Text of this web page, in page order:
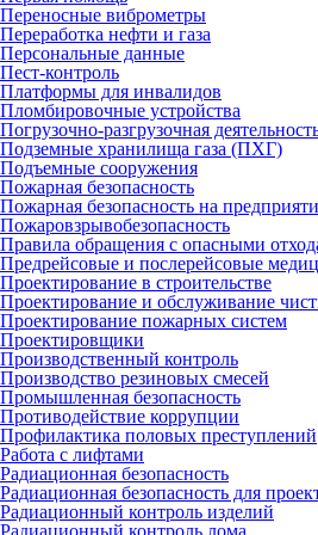
Переносные виброметры
Переработка нефти и газа
Персональные данные
Пест-контроль
Платформы для инвалидов
Пломбировочные устройства
Погрузочно-разгрузочная
Подземные хранилища газа (ПХГ)
Подъемные сооружения
Пожарная безопасность
Пожарная безопасность на
Пожаровзрывобезопасность
Правила обращения с опасными
Предрейсовые и послерейсовые
Проектирование в строительстве
Проектирование и обслуживание
Проектирование пожарных систем
Проектировщики
Производственный контроль
Производство резиновых смесей
Промышленная безопасность
Противодействие коррупции
Профилактика половых преступлений
Работа с лифтами
Радиационная безопасность
Радиационная безопасность для
Радиационный контроль изделий
Радиационный контроль лома